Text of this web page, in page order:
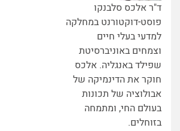
ד"ר אלכס סלבנקו
פוסט-דוקטורנט במחלקה
למדעי בעלי חיים
וצמחים באוניברסיטת
שפילד באנגליה. אלכס
חוקר את הדינמיקה של
אבולוציה של תכונות
בעולם החי, ומתמחה
בזוחלים.